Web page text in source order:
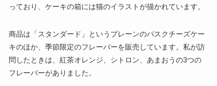
っており、ケーキの箱には猫のイラストが描かれています。
商品は「スタンダード」というプレーンのバスクチーズケー
キのほか、季節限定のフレーバーを販売しています。私が訪
問したときは、紅茶オレンジ、シトロン、あまおうの3つの
フレーバーがありました。